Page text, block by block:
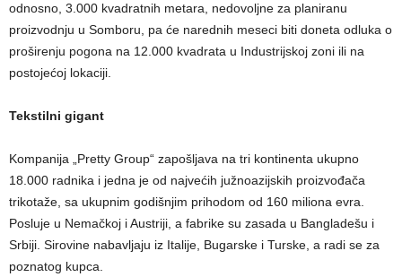
odnosno, 3.000 kvadratnih metara, nedovoljne za planiranu
proizvodnju u Somboru, pa će narednih meseci biti doneta odluka o
proširenju pogona na 12.000 kvadrata u Industrijskoj zoni ili na
postojećoj lokaciji.
Tekstilni gigant
Kompanija „Pretty Group“ zapošljava na tri kontinenta ukupno
18.000 radnika i jedna je od najvećih južnoazijskih proizvođača
trikotaže, sa ukupnim godišnjim prihodom od 160 miliona evra.
Posluje u Nemačkoj i Austriji, a fabrike su zasada u Bangladešu i
Srbiji. Sirovine nabavljaju iz Italije, Bugarske i Turske, a radi se za
poznatog kupca.